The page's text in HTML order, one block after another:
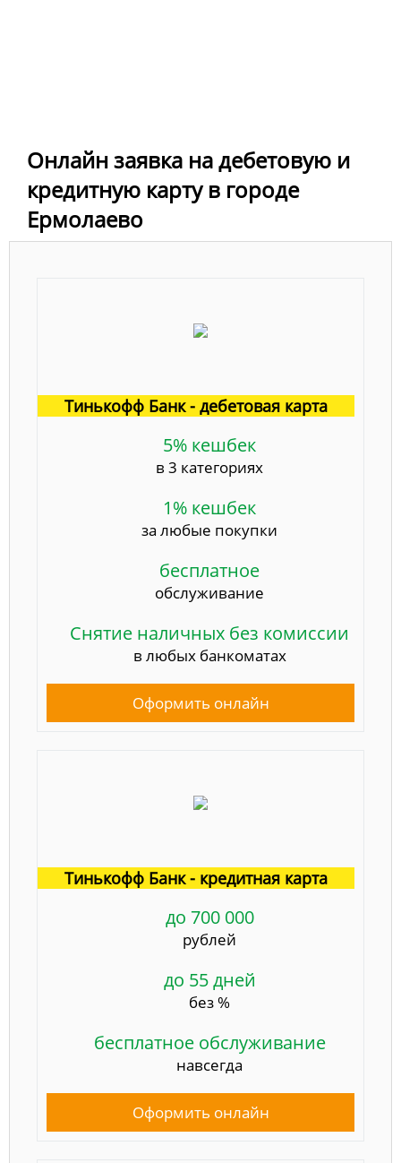
Онлайн заявка на дебетовую и
кредитную карту в городе
Ермолаево
Тинькофф Банк - дебетовая карта
5% кешбек
в 3 категориях
1% кешбек
за любые покупки
бесплатное
обслуживание
Снятие наличных без комиссии
в любых банкоматах
Оформить онлайн
Тинькофф Банк - кредитная карта
до 700 000
рублей
до 55 дней
без %
бесплатное обслуживание
навсегда
Оформить онлайн